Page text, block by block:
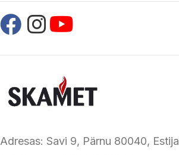
Adresas: Savi 9, Pärnu 80040, Estija